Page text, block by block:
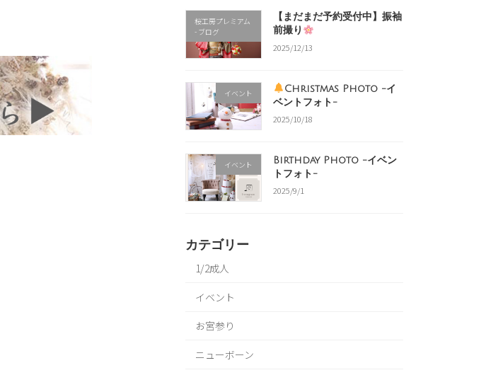
桜工房プレミアム
- ブログ
【まだまだ予約受付中】振袖
前撮り
2025/12/13
イベント
Christmas Photo -イ
ベントフォト-
2025/10/18
イベント
Birthday Photo -イベン
トフォト-
2025/9/1
カテゴリー
1/2成人
イベント
お宮参り
ニューボーン